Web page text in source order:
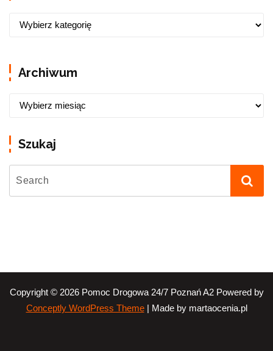
Archiwum
Szukaj
Copyright © 2026 Pomoc Drogowa 24/7 Poznań A2 Powered by
Conceptly WordPress Theme| Made by martaocenia.pl